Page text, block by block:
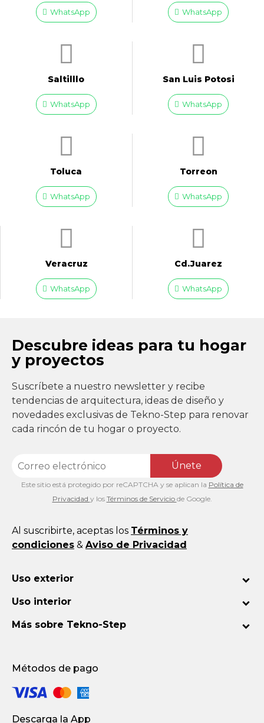
WhatsApp WhatsApp
Saltilllo
WhatsApp
San Luis Potosi
WhatsApp
Toluca
WhatsApp
Torreon
WhatsApp
Veracruz
WhatsApp
Cd.Juarez
WhatsApp
Descubre ideas para tu hogar
y proyectos
Suscríbete a nuestro newsletter y recibe
tendencias de arquitectura, ideas de diseño y
novedades exclusivas de Tekno-Step para renovar
cada rincón de tu hogar o proyecto.
Únete
Este sitio está protegido por reCAPTCHA y se aplican la Política de
Privacidad y los Términos de Servicio de Google.
Al suscribirte, aceptas los Términos y
condiciones & Aviso de Privacidad
Uso exterior
Uso interior
Más sobre Tekno-Step
Métodos de pago
Descarga la App